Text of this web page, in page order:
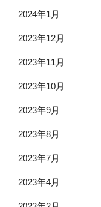
2024年1月
2023年12月
2023年11月
2023年10月
2023年9月
2023年8月
2023年7月
2023年4月